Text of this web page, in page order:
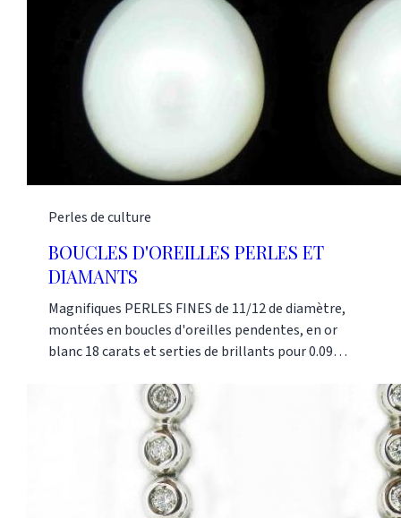
Perles de culture
BOUCLES D'OREILLES PERLES ET
DIAMANTS
Magnifiques PERLES FINES de 11/12 de diamètre,
montées en boucles d'oreilles pendentes, en or
blanc 18 carats et serties de brillants pour 0.09
références : AK0499